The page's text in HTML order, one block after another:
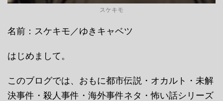
スケキモ
名前：スケキモ／ゆきキャベツ
はじめまして。
このブログでは、おもに都市伝説・オカルト・未解
決事件・殺人事件・海外事件ネタ・怖い話シリーズ